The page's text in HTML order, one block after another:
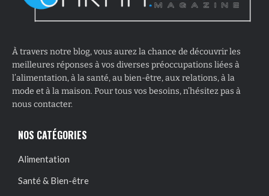
À travers notre blog, vous aurez la chance de découvrir les
meilleures réponses à vos diverses préoccupations liées à
l’alimentation, à la santé, au bien-être, aux relations, à la
mode et à la maison. Pour tous vos besoins, n’hésitez pas à
nous contacter.
NOS CATÉGORIES
Alimentation
Santé & Bien-être